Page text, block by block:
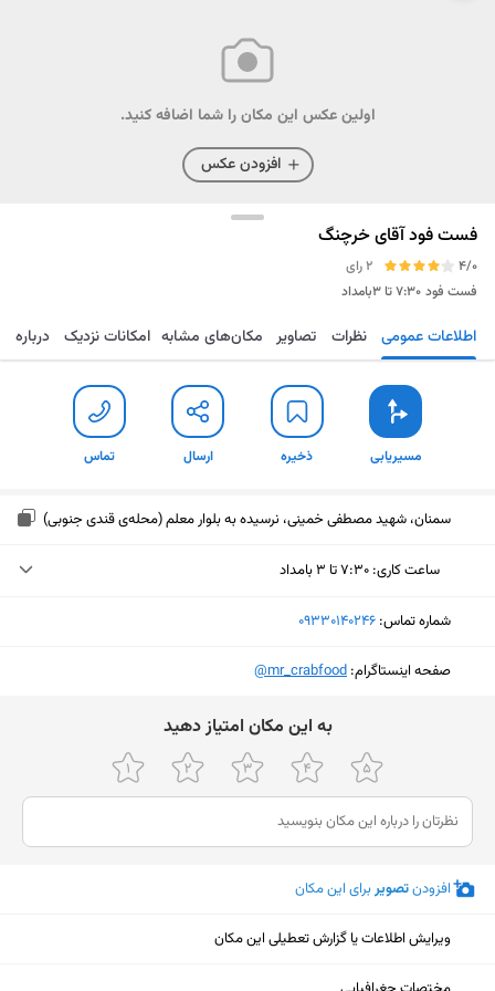
اولین عکس این مکان را شما اضافه کنید.
افزودن عکس
فست فود آقای خرچنگ
4/0
2 رای
فست فود ۷:۳۰ تا ۳بامداد
مسیریابی ذخیره ارسال تماس اطلاعات عمومی نظرات تصاویر مکان‌های مشابه امکانات نزدیک درباره
مسیریابی ذخیره ارسال تماس
سمنان، شهید مصطفی خمینی، نرسیده به بلوار معلم (محله‌ی قندی جنوبی)
ساعت کاری: ۷:۳۰ تا ۳ بامداد
دوشنبه (امروز)
جمعه
۷:۳۰ تا ۳ بامداد
شنبه
۷:۳۰ تا ۳ بامداد
یکشنبه
شماره تماس: ‎09330140246
صفحه اینستاگرام: ‎@mr_crabfood
ﺑﻪ اﯾﻦ ﻣﮑﺎن اﻣﺘﯿﺎز دﻫﯿﺪ
افزودنتصویربرای این مکان
ویرایش اطلاعات یا گزارش تعطیلی این مکان